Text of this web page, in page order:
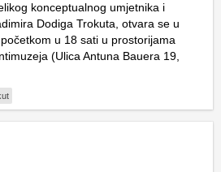
konceptualnog umjetnika i
Dodiga Trokuta, otvara se u
u 18 sati u prostorijama
(Ulica Antuna Bauera 19,